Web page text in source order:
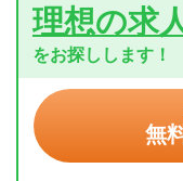
理想の求
をお探しします！
無